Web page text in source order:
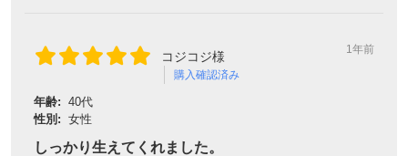
コジコジ様
購入確認済み
1年前
年齢: 40代
性別: 女性
しっかり生えてくれました。